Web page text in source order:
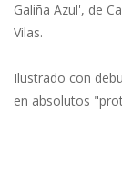
Galiña Azul', de
Vilas.
Ilustrado con
en absolutos